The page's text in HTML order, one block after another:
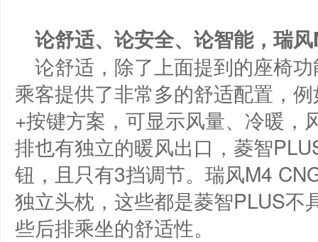
论舒适、 论安全、论智能，瑞
论舒适，除了上面提到的座椅
乘客提供了非常多的舒适配置，
+按键方案，可显示风量、冷暖，
排也有独立的暖风出口，菱智
钮，且只有3挡调节。瑞风M4
独立头枕，这些都是菱智PLUS不
些后排乘坐的舒适性。